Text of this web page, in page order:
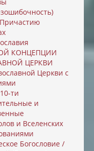
КОНЦЕПЦИИ
ЦЕРКВИ
Церкви с
ти
и
и Вселенских
Богословие /